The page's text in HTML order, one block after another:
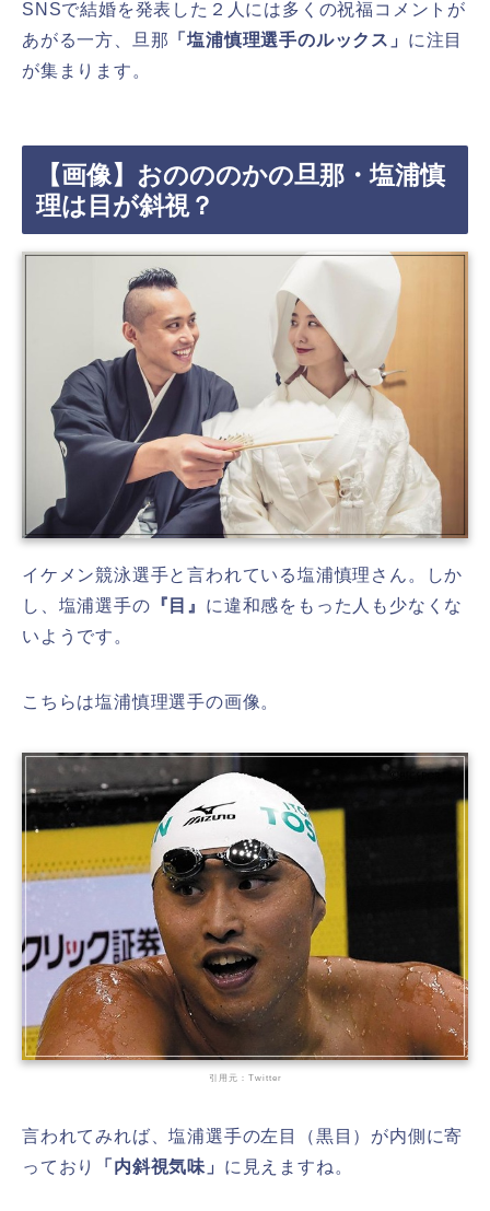
SNSで結婚を発表した２人には多くの祝福コメントが
あがる一方、旦那 「塩浦慎理選手のルックス」 に注目
が集まります。
【画像】おのののかの旦那・塩浦慎
理は目が斜視？
イケメン競泳選手と言われている塩浦慎理さん。しか
し、塩浦選手の 『目』 に違和感をもった人も少なくな
いようです。
こちらは塩浦慎理選手の画像。
引用元：Twitter
言われてみれば、塩浦選手の左目（黒目）が内側に寄
っており
「内斜視気味」 に見えますね。